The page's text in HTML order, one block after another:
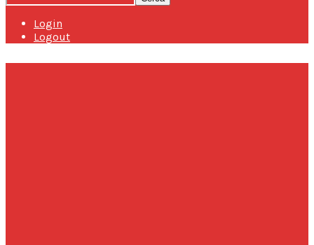
Login
Logout